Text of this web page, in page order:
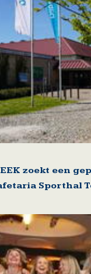
zoekt een
Sporthal